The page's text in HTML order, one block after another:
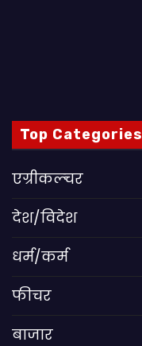
Top Categories
एग्रीकल्चर
देश/विदेश
धर्म/कर्म
फीचर
बाजार